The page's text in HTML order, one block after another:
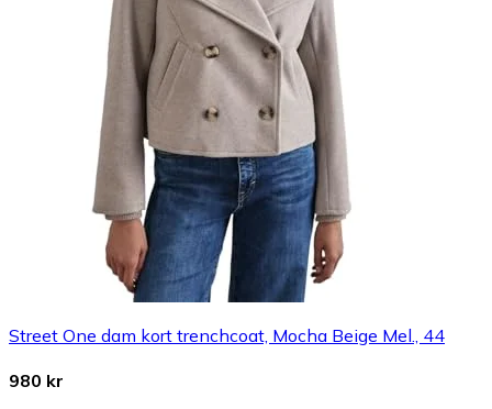
Street One dam kort trenchcoat, Mocha Beige Mel., 44
980 kr